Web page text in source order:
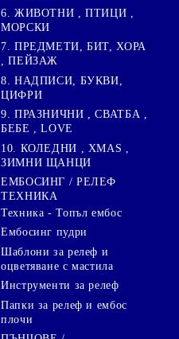
6. ЖИВОТНИ , ПТИЦИ ,
МОРСКИ
7. ПРЕДМЕТИ, БИТ, ХОРА
, ПЕЙЗАЖ
8. НАДПИСИ, БУКВИ,
ЦИФРИ
9. ПРАЗНИЧНИ , СВАТБА ,
БЕБЕ , LOVE
10. КОЛЕДНИ , XMAS ,
ЗИМНИ ЩАНЦИ
ЕМБОСИНГ / РЕЛЕФ
ТЕХНИКА
Техника - Топъл ембос
Ембосинг пудри
Шаблони за релеф и
оцветяване с мастила
Инструменти за релеф
Папки за релеф и ембос
плочи